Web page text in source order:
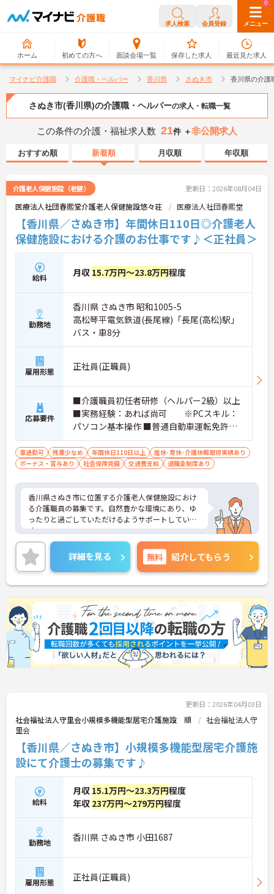
求人検索 会員登録 メニュー
ホーム 初めての方へ 面談会場一覧
0
保存した求人
0
最近見た求人
マイナビ介護職 介護職・ヘルパー 香川県 さぬき市 香川県の介護
さぬき市(香川県)の介護職・ヘルパーの求人・転職一覧
この条件の介護・福祉求人数 21件 ＋非公開求人
おすすめ順 新着順 月収順 年収順
介護老人保健施設（老健） 更新日：2026年08月04日
医療法人社団春熙堂介護老人保健施設悠々荘 医療法人社団春熙堂
【香川県／さぬき市】年間休日110日◎介護老人
保健施設における介護のお仕事です♪＜正社員＞
給料 月収 15.7万円～23.8万円程度
勤務地
香川県 さぬき市 昭和1005-5
高松琴平電気鉄道(長尾線)「長尾(高松)駅」
バス・車8分
雇用形態 正社員(正職員)
応募要件
■介護職員初任者研修（ヘルパー2級）以上
■実務経験：あれば尚可 ※PCスキル：
パソコン基本操作 ■普通自動車運転免許（A
T限定可）：あれば尚可
車通勤可 残業少なめ 年間休日110日以上
産休･育休･介護休暇取得実績あり
ボーナス・賞与あり
社会保険完備 交通費支給 退職金制度あり
香川県さぬき市に位置する介護老人保健施設におけ
る介護職員の募集です。自然豊かな環境にあり、ゆ
ったりと過ごしていただけるようサポートしていま
す。
ご利用者一人ひとりに寄り添った介護サービスの提
供を行っていただける方を募集しています。
ご興味ある方には、面接対策ポイントなど、さらに
詳細をお話しいたしますのでお気軽にご相談くださ
い！
詳細を見る 無料 紹介してもらう
更新日：2026年04月03日
社会福祉法人守里会小規模多機能型居宅介護施設 順
社会福祉法人守
里会
【香川県／さぬき市】小規模多機能型居宅介護施
設にて介護士の募集です♪
給料
月収 15.1万円～23.3万円程度
年収 237万円～279万円程度
勤務地 香川県 さぬき市 小田1687
雇用形態 正社員(正職員)